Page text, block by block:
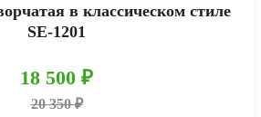
в классическом стиле
SE-1201
18 500 ₽
20 350 ₽